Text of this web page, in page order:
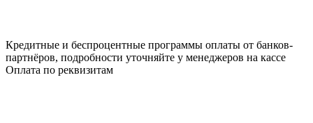
Кредитные и беспроцентные программы оплаты от банков-
партнёров, подробности уточняйте у менеджеров на кассе
Оплата по реквизитам